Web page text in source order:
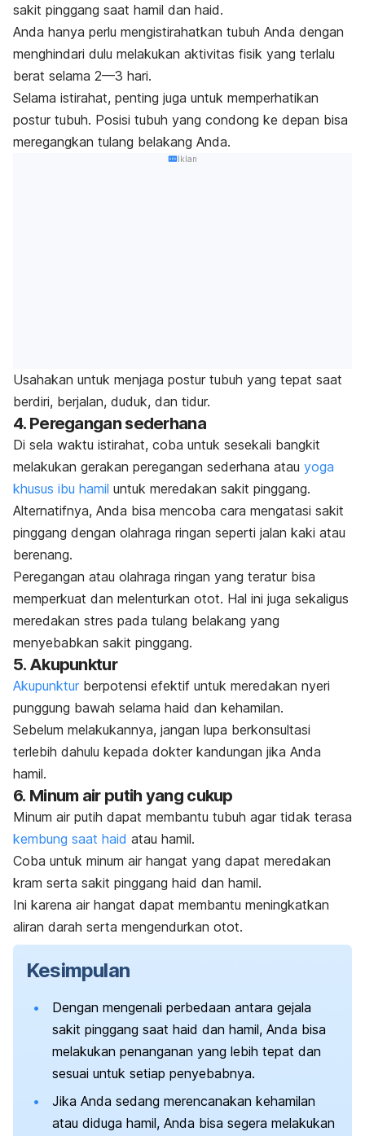
sakit pinggang saat hamil dan haid.
Anda hanya perlu mengistirahatkan tubuh Anda dengan
menghindari dulu melakukan aktivitas fisik yang terlalu
berat selama 2—3 hari.
Selama istirahat, penting juga untuk memperhatikan
postur tubuh. Posisi tubuh yang condong ke depan bisa
meregangkan tulang belakang Anda.
Iklan
Usahakan untuk menjaga postur tubuh yang tepat saat
berdiri, berjalan, duduk, dan tidur.
4. Peregangan sederhana
Di sela waktu istirahat, coba untuk sesekali bangkit
melakukan gerakan peregangan sederhana atau yoga
khusus ibu hamil untuk meredakan sakit pinggang.
Alternatifnya, Anda bisa mencoba cara mengatasi sakit
pinggang dengan olahraga ringan seperti jalan kaki atau
berenang.
Peregangan atau olahraga ringan yang teratur bisa
memperkuat dan melenturkan otot. Hal ini juga sekaligus
meredakan stres pada tulang belakang yang
menyebabkan sakit pinggang.
5. Akupunktur
Akupunktur berpotensi efektif untuk meredakan nyeri
punggung bawah selama haid dan kehamilan.
Sebelum melakukannya, jangan lupa berkonsultasi
terlebih dahulu kepada dokter kandungan jika Anda
hamil.
6. Minum air putih yang cukup
Minum air putih dapat membantu tubuh agar tidak terasa
kembung saat haid atau hamil.
Coba untuk minum air hangat yang dapat meredakan
kram serta sakit pinggang haid dan hamil.
Ini karena air hangat dapat membantu meningkatkan
aliran darah serta mengendurkan otot.
Kesimpulan
Dengan mengenali perbedaan antara gejala
sakit pinggang saat haid dan hamil, Anda bisa
melakukan penanganan yang lebih tepat dan
sesuai untuk setiap penyebabnya.
Jika Anda sedang merencanakan kehamilan
atau diduga hamil, Anda bisa segera melakukan